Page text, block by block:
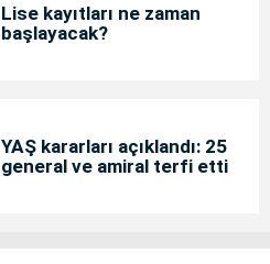
Lise kayıtları ne zaman
başlayacak?
YAŞ kararları açıklandı: 25
general ve amiral terfi etti